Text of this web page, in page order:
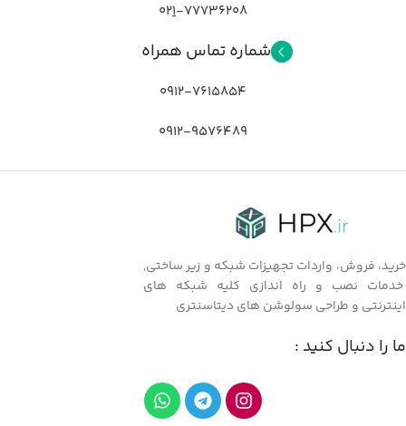
021-77736208
شماره تماس همراه
0912-7615854
0912-9576489
خرید، فروش، واردات تجهیزات شبکه و زیر ساختی,
خدمات نصب و راه اندازی کلیه شبکه های
اینترنتی و طراحی سولوشن های دیتاسنتری
ما را دنبال کنید :